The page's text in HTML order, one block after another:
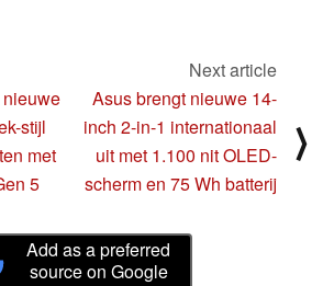
stijl
met
5
Next article
Asus brengt nieuwe 14-
inch 2-in-1 internationaal
uit met 1.100 nit OLED-
scherm en 75 Wh batterij
⟩
Add as a preferred
source on Google